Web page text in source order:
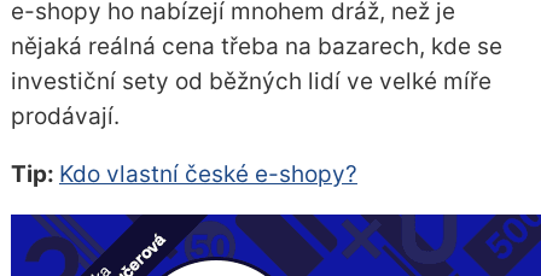
e-shopy ho nabízejí mnohem dráž, než je
nějaká reálná cena třeba na bazarech, kde se
investiční sety od běžných lidí ve velké míře
prodávají.
Tip: Kdo vlastní české e-shopy?